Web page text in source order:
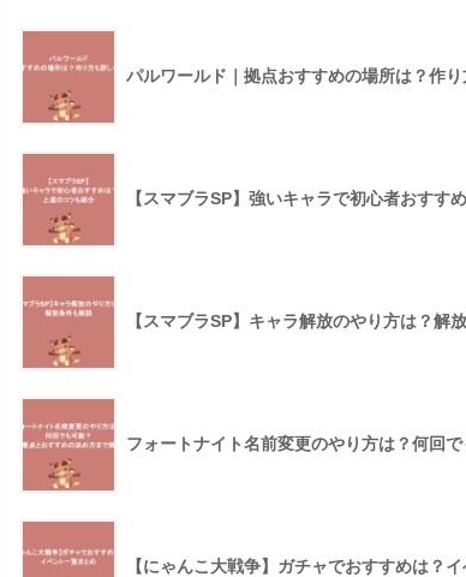
パルワールド｜拠点おすすめの場所は？作り
【スマブラSP】強いキャラで初心者おすす
【スマブラSP】キャラ解放のやり方は？解
フォートナイト名前変更のやり方は？何回
【にゃんこ大戦争】ガチャでおすすめは？